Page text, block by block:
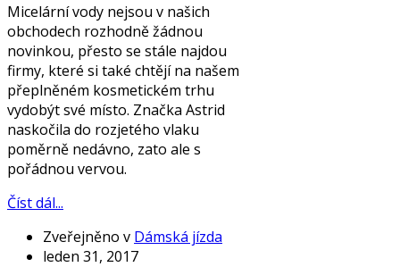
Micelární vody nejsou v našich
obchodech rozhodně žádnou
novinkou, přesto se stále najdou
firmy, které si také chtějí na našem
přeplněném kosmetickém trhu
vydobýt své místo. Značka Astrid
naskočila do rozjetého vlaku
poměrně nedávno, zato ale s
pořádnou vervou.
Číst dál...
Zveřejněno v Dámská jízda
leden 31, 2017